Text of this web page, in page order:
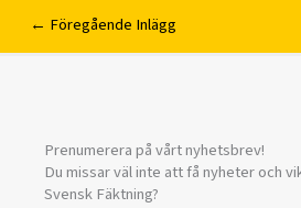
← Föregående Inlägg
Prenumerera på vårt nyhetsbrev!
Du missar väl inte att få nyheter och
Svensk Fäktning?